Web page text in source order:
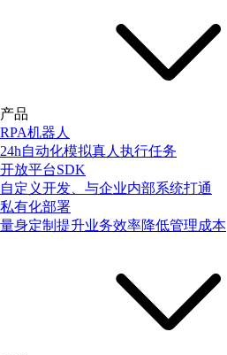
产品
RPA机器人
24h自动化模拟真人执行任务
开放平台SDK
自定义开发、与企业内部系统打通
私有化部署
量身定制提升业务效率降低管理成本